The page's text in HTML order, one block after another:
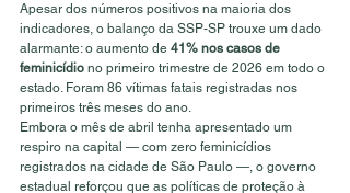
Apesar dos números positivos na maioria dos
indicadores, o balanço da SSP-SP trouxe um dado
alarmante: o aumento de 41% nos casos de
feminicídio no primeiro trimestre de 2026 em todo o
estado. Foram 86 vítimas fatais registradas nos
primeiros três meses do ano.
Embora o mês de abril tenha apresentado um
respiro na capital — com zero feminicídios
registrados na cidade de São Paulo —, o governo
estadual reforçou que as políticas de proteção à